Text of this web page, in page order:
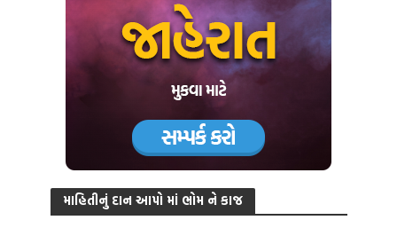
માહિતીનું દાન આપો માં ભોમ ને કાજ